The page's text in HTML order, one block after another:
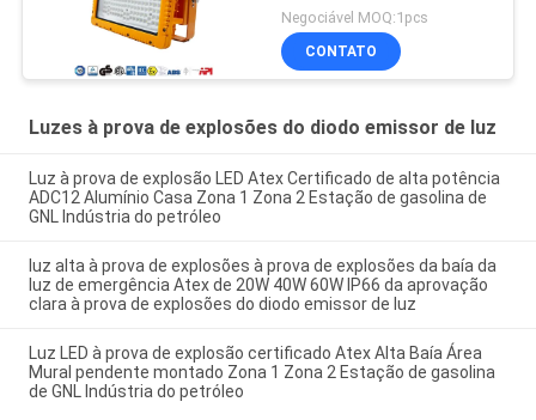
de inundação para
indústria pesada
armazenamento de papel
Negociável MOQ:1pcs
CONTATO
Luzes à prova de explosões do diodo emissor de luz
Luz à prova de explosão LED Atex Certificado de alta potência
ADC12 Alumínio Casa Zona 1 Zona 2 Estação de gasolina de
GNL Indústria do petróleo
luz alta à prova de explosões à prova de explosões da baía da
luz de emergência Atex de 20W 40W 60W IP66 da aprovação
clara à prova de explosões do diodo emissor de luz
Luz LED à prova de explosão certificado Atex Alta Baía Área
Mural pendente montado Zona 1 Zona 2 Estação de gasolina
de GNL Indústria do petróleo